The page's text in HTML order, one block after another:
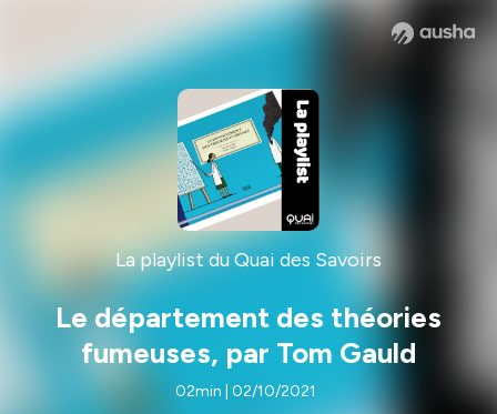
La playlist du Quai des Savoirs
Le département des théories
fumeuses, par Tom Gauld
02min | 02/10/2021